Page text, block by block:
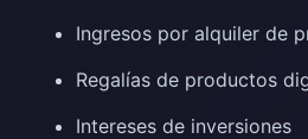
Ingresos por alquiler de
Regalías de productos
Intereses de inversiones